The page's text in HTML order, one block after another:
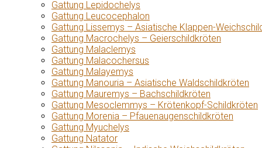
Gattung Lepidochelys
Gattung Leucocephalon
Gattung Lissemys – Asiatische Klappen-
Gattung Macrochelys – Geierschildkröten
Gattung Malaclemys
Gattung Malacochersus
Gattung Malayemys
Gattung Manouria – Asiatische Waldschildkröten
Gattung Mauremys – Bachschildkröten
Gattung Mesoclemmys – Krötenkopf-Schildkröten
Gattung Morenia – Pfauenaugenschildkröten
Gattung Myuchelys
Gattung Natator